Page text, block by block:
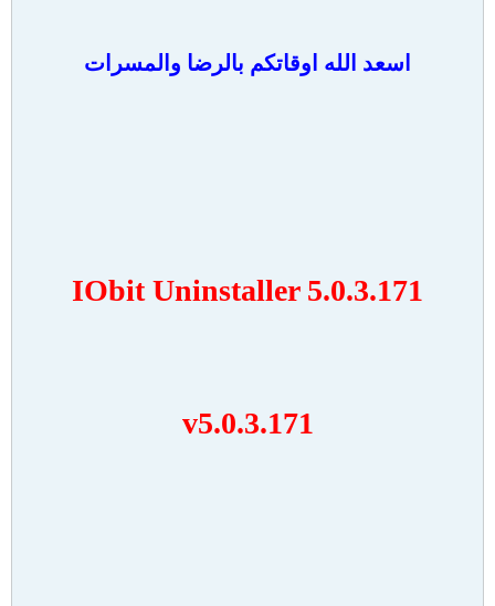
اسعد الله اوقاتكم بالرضا والمسرات
IObit Uninstaller 5.0.3.171
v5.0.3.171